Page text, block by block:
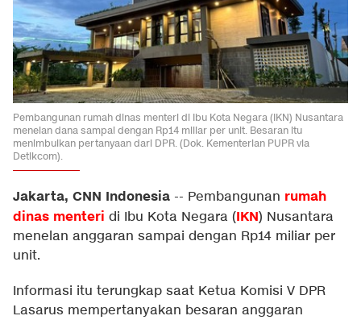
Pembangunan rumah dinas menteri di Ibu Kota Negara (IKN) Nusantara
menelan dana sampai dengan Rp14 miliar per unit. Besaran itu
menimbulkan pertanyaan dari DPR. (Dok. Kementerian PUPR via
Detikcom).
Jakarta, CNN Indonesia -- Pembangunan rumah
dinas menteri di Ibu Kota Negara (IKN) Nusantara
menelan anggaran sampai dengan Rp14 miliar per
unit.
Informasi itu terungkap saat Ketua Komisi V DPR
Lasarus mempertanyakan besaran anggaran